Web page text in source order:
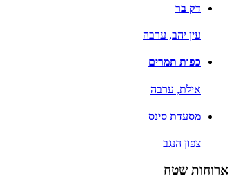
דק בר
עין יהב, ערבה
כפות תמרים
אילת, ערבה
מסעדת סינס
צפון הנגב
ארוחות שטח